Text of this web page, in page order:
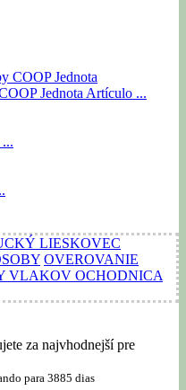
Jednota Artículo ...
LIESKOVEC
OVEROVANIE
VLAKOV OCHODNICA
za najvhodnejší pre
para 3885 dias